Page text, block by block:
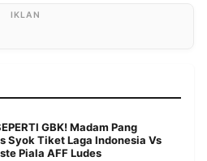
GBK! Madam Pang
Syok Tiket Laga Indonesia Vs
Piala AFF Ludes